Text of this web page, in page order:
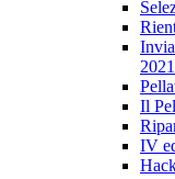
2021
Il
IV